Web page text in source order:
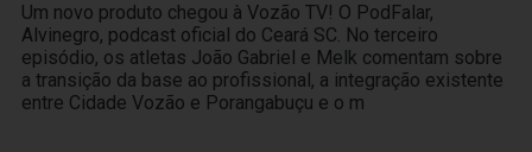
Um novo produto chegou à Vozão TV! O PodFalar,
Alvinegro, podcast oficial do Ceará SC. No terceiro
episódio, os atletas João Gabriel e Melk comentam sobre
a transição da base ao profissional, a integração existente
entre Cidade Vozão e Porangabuçu e o m